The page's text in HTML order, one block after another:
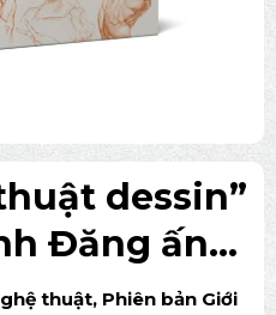
dessin”
Đăng ấn
bản
thuật, Phiên bản Giới